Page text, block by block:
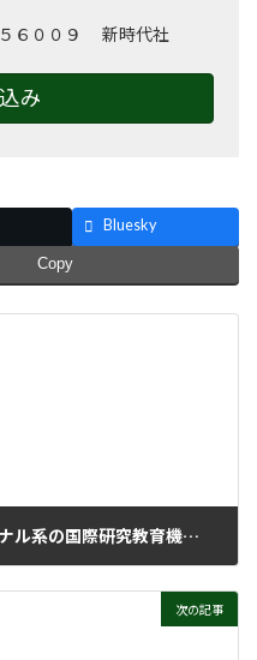
６００９ 新時代社
み
Bluesky
Copy
ＩＩＲＥ（第４インターナショナル系の国際研究教育機関：在アムステルダム）女性セミナー２０２３
次の記事